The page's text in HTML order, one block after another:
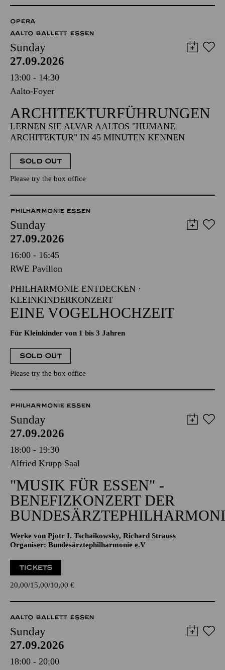
OPERA
AALTO BALLETT ESSEN
Sunday
27.09.2026
13:00 - 14:30
Aalto-Foyer
ARCHITEKTUR­FÜHRUNGEN
LERNEN SIE ALVAR AALTOS "HUMANE
ARCHITEKTUR" IN 45 MINUTEN KENNEN
SOLD OUT
Please try the box office
PHILHARMONIE ESSEN
Sunday
27.09.2026
16:00 - 16:45
RWE Pavillon
PHILHARMONIE ENTDECKEN ·
KLEINKINDERKONZERT
EINE VOGELHOCHZEIT
Für Kleinkinder von 1 bis 3 Jahren
SOLD OUT
Please try the box office
PHILHARMONIE ESSEN
Sunday
27.09.2026
18:00 - 19:30
Alfried Krupp Saal
"MUSIK FÜR ESSEN" -
BENEFIZKONZERT DER
Werke von Pjotr I. Tschaikowsky, Richard Strauss
Organiser: Bundesärztephilharmonie e.V
TICKETS
20,00 15,00 10,00 €
AALTO BALLETT ESSEN
Sunday
27.09.2026
18:00 - 20:00